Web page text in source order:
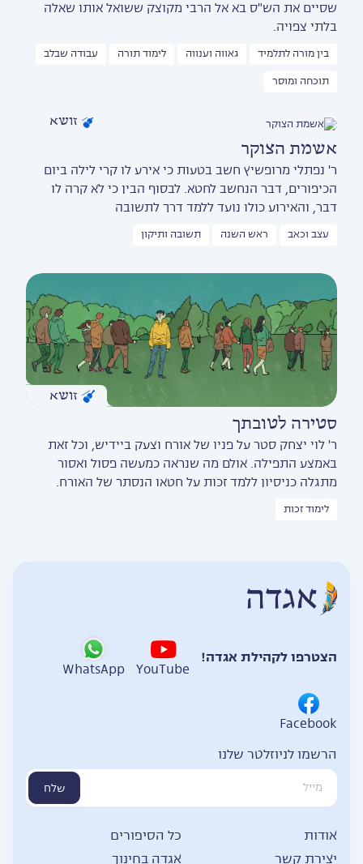
שסיים את הש"ס בא אל הרבי מקוצק ששואל אותו שאלה
בלתי צפויה.
בין מורה לתלמיד גאווה וענווה לימוד תורה עבודה שבלב
תוכחה ומוסר
זושא
אשמת הצוקר
ר' נפתלי מרופשיץ חשב בטעות כי אירע לו קרי לילה ביום
הכיפורים, דבר הנחשב לחטא. לבסוף הבין כי לא קרה לו
דבר, והאירוע כולו נועד ללמד דרך לתשובה
עצב וכאב ראש השנה תשובה ותיקון
זושא
סטירה לטובתך
ר' לוי יצחק סטר על פניו של אורח וצעק ביידיש, וכל זאת
באמצע התפילה. אולם מה שנראה כמעשה פסול ואסור
מתגלה כניסיון ללמד זכות על חטאו הנסתר של האורח.
לימוד זכות
הצטרפו לקהילת אגדה!
YouTube
WhatsApp
Facebook
הרשמו לניוזלטר שלנו
שלח
אודות
כל הסיפורים
יצירת קשר
אגדה בחינוך